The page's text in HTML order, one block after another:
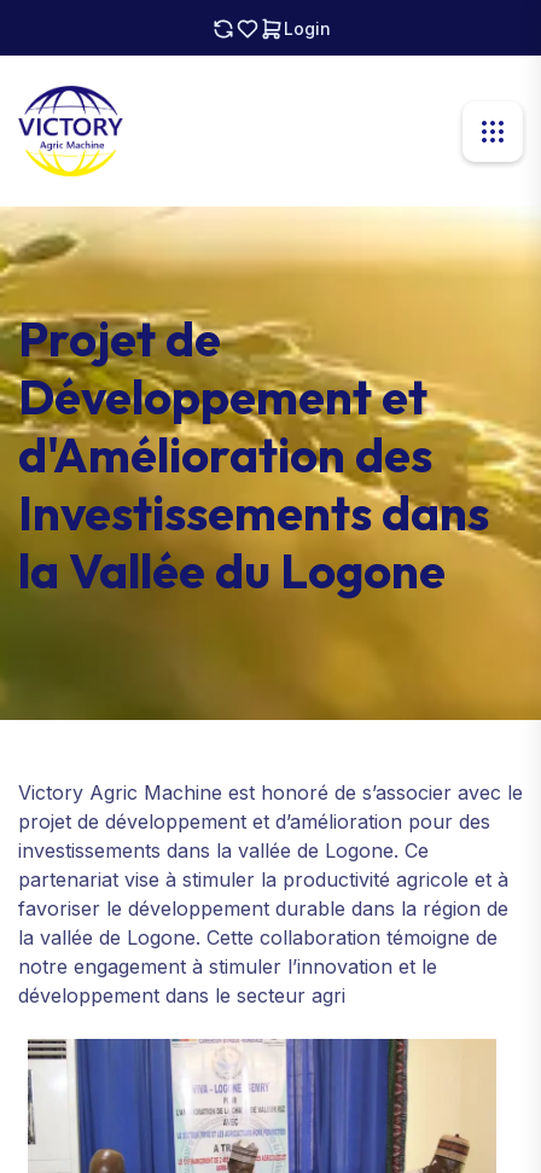
Login
Projet de
Développement et
d'Amélioration des
Investissements dans
la Vallée du Logone
Victory Agric Machine est honoré de s’associer avec le
projet de développement et d’amélioration pour des
investissements dans la vallée de Logone. Ce
partenariat vise à stimuler la productivité agricole et à
favoriser le développement durable dans la région de
la vallée de Logone. Cette collaboration témoigne de
notre engagement à stimuler l’innovation et le
développement dans le secteur agri